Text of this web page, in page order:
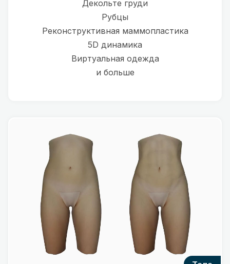
Декольте груди
Рубцы
Реконструктивная маммопластика
5D динамика
Виртуальная одежда
и больше